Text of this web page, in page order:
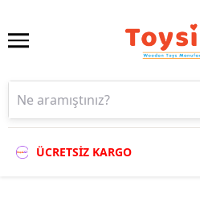
ÜCRETSİZ KARGO